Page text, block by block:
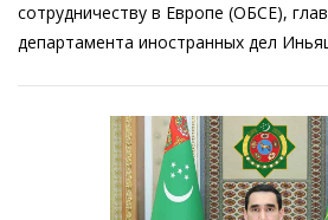
сотрудничеству в Европе (ОБСЕ),
департамента иностранных дел